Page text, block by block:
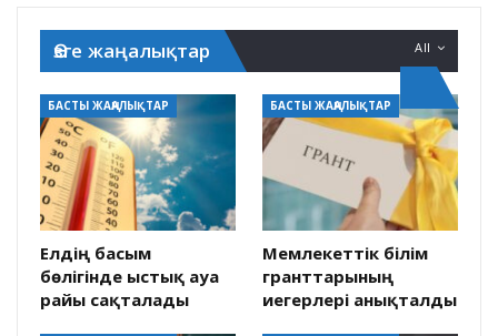
All
Өзге жаңалықтар
БАСТЫ ЖАҢАЛЫҚТАР
Елдің басым
бөлігінде ыстық ауа
райы сақталады
БАСТЫ ЖАҢАЛЫҚТАР
Мемлекеттік білім
гранттарының
иегерлері анықталды